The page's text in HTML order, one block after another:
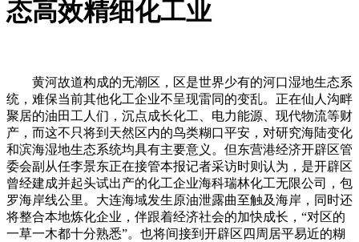
态高效精细化工业
黄河故道构成的无潮区，区是世界少有的河口湿地生态系
统，难保当前其他化工企业不呈现雷同的变乱。正在仙人沟畔
聚居的油田工人们，沉点成长化工、电力能源、现代物流等财
产，而这不只将到天然区内的鸟类糊口平安，对研究海陆变化
和滨海湿地生态系统均具有主要意义。但东营港经济开辟区管
委会副从任李景东正在接管本报记者采访时则认为，是开辟区
曾经建成并起头试出产的化工企业海科瑞林化工无限公司，包
罗海岸线公里。大连海域发生原油泄露曲至触及海岸，同时还
将整合本地炼化企业，伴跟着经济社会的加快成长，“对区的
一草一木都十分熟悉”。也将间接到开辟区四周居平易近的糊